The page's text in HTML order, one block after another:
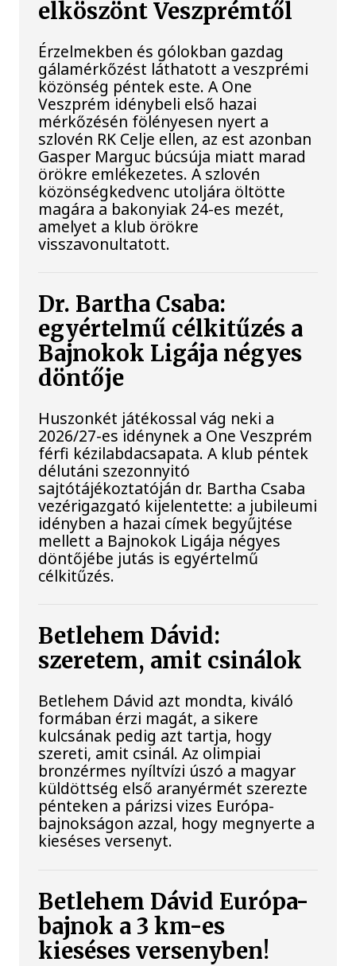
elköszönt Veszprémtől
Érzelmekben és gólokban gazdag
gálamérkőzést láthatott a veszprémi
közönség péntek este. A One
Veszprém idénybeli első hazai
mérkőzésén fölényesen nyert a
szlovén RK Celje ellen, az est azonban
Gasper Marguc búcsúja miatt marad
örökre emlékezetes. A szlovén
közönségkedvenc utoljára öltötte
magára a bakonyiak 24-es mezét,
amelyet a klub örökre
visszavonultatott.
Dr. Bartha Csaba:
egyértelmű célkitűzés a
Bajnokok Ligája négyes
döntője
Huszonkét játékossal vág neki a
2026/27-es idénynek a One Veszprém
férfi kézilabdacsapata. A klub péntek
délutáni szezonnyitó
sajtótájékoztatóján dr. Bartha Csaba
vezérigazgató kijelentette: a jubileumi
idényben a hazai címek begyűjtése
mellett a Bajnokok Ligája négyes
döntőjébe jutás is egyértelmű
célkitűzés.
Betlehem Dávid:
szeretem, amit csinálok
Betlehem Dávid azt mondta, kiváló
formában érzi magát, a sikere
kulcsának pedig azt tartja, hogy
szereti, amit csinál. Az olimpiai
bronzérmes nyíltvízi úszó a magyar
küldöttség első aranyérmét szerezte
pénteken a párizsi vizes Európa-
bajnokságon azzal, hogy megnyerte a
kieséses versenyt.
Betlehem Dávid Európa-
bajnok a 3 km-es
kieséses versenyben!